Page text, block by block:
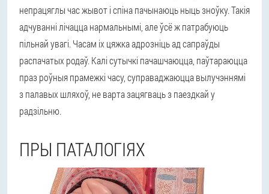
непрацяглы час жывот і спіна пачынаюць ныць зноўку. Такія
адчуванні лічацца нармальнымі, але ўсё ж патрабуюць
пільнай увагі. Часам іх цяжка адрозніць ад сапраўды
распачатых родаў. Калі сутычкі пачашчаюцца, паўтараюцца
праз роўныя прамежкі часу, суправаджаюцца вылучэннямі
з палавых шляхоў, не варта зацягваць з паездкай у
радзільню.
ПРЫ ПАТАЛОГІЯХ